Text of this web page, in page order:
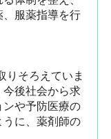
服薬指導を行
りそろえていま
後社会から求
や予防医療の
に、薬剤師の